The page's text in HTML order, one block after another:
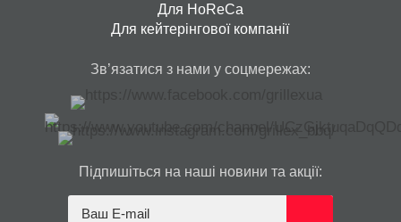
Для HoReCa
Для кейтерінгової компанії
Зв’язатися з нами у соцмережах:
Підпишіться на наші новини та акції: